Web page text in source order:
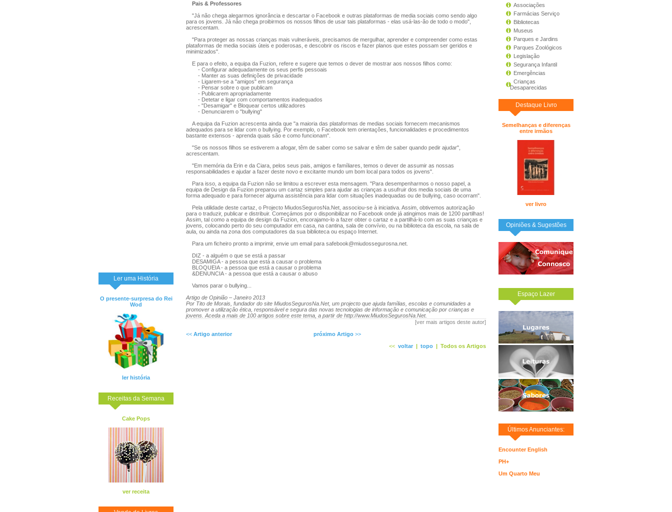
Ler uma História
O presente-surpresa do Rei
Wod
ler história
Receitas da Semana
Cake Pops
ver receita
Associações
Farmácias Serviço
Bibliotecas
Museus
Parques e Jardins
Parques Zoológicos
Legislação
Segurança Infantil
Emergências
Crianças
Desaparecidas
Destaque Livro
Semelhanças e diferenças
entre irmãos
ver livro
Opiniões & Sugestões
Espaço Lazer
Últimos Anunciantes:
Encounter English
PH+
Um Quarto Meu
Pais & Professores
"Já não chega alegarmos ignorância e descartar o Facebook e outras plataformas de media sociais como sendo algo
para os jovens. Já não chega proibirmos os nossos filhos de usar tais plataformas - elas usá-las-ão de todo o modo",
acrescentam.
"Para proteger as nossas crianças mais vulneráveis, precisamos de mergulhar, aprender e compreender como estas
plataformas de media sociais úteis e poderosas, e descobrir os riscos e fazer planos que estes possam ser geridos e
minimizados".
E para o efeito, a equipa da Fuzion, refere e sugere que temos o dever de mostrar aos nossos filhos como:
- Configurar adequadamente os seus perfis pessoais
- Manter as suas definições de privacidade
- Ligarem-se a "amigos" em segurança
- Pensar sobre o que publicam
- Publicarem apropriadamente
- Detetar e ligar com comportamentos inadequados
- "Desamigar" e Bloquear certos utilizadores
- Denunciarem o "bullying"
A equipa da Fuzion acrescenta ainda que "a maioria das plataformas de medias sociais fornecem mecanismos
adequados para se lidar com o bullying. Por exemplo, o Facebook tem orientações, funcionalidades e procedimentos
bastante extensos - aprenda quais são e como funcionam".
"Se os nossos filhos se estiverem a afogar, têm de saber como se salvar e têm de saber quando pedir ajudar",
acrescentam.
"Em memória da Erin e da Ciara, pelos seus pais, amigos e famíliares, temos o dever de assumir as nossas
responsabilidades e ajudar a fazer deste novo e excitante mundo um bom local para todos os jovens".
Para isso, a equipa da Fuzion não se limitou a escrever esta mensagem. "Para desempenharmos o nosso papel, a
equipa de Design da Fuzion preparou um cartaz simples para ajudar as crianças a usufruir dos media sociais de uma
forma adequado e para fornecer alguma assistência para lidar com situações inadequadas ou de bullying, caso ocorram".
Pela utilidade deste cartaz, o Projecto MiudosSegurosNa.Net, associou-se à iniciativa. Assim, obtivemos autorização
para o traduzir, publicar e distribuir. Começámos por o disponibilizar no Facebook onde já atingimos mais de 1200 partilhas!
Assim, tal como a equipa de design da Fuzion, encorajamo-lo a fazer obter o cartaz e a partilhá-lo com as suas crianças e
jovens, colocando perto do seu computador em casa, na cantina, sala de convívio, ou na biblioteca da escola, na sala de
aula, ou ainda na zona dos computadores da sua biblioteca ou espaço Internet.
Para um ficheiro pronto a imprimir, envie um email para safebook@miudossegurosna.net.
DIZ - a alguém o que se está a passar
DESAMIGA - a pessoa que está a causar o problema
BLOQUEIA - a pessoa que está a causar o problema
&DENUNCIA - a pessoa que está a causar o abuso
Vamos parar o bullying...
Artigo de Opinião – Janeiro 2013
Por Tito de Morais, fundador do site MiudosSegurosNa.Net, um projecto que ajuda famílias, escolas e comunidades a
promover a utilização ética, responsável e segura das novas tecnologias de informação e comunicação por crianças e
jovens. Aceda a mais de 100 artigos sobre este tema, a partir de http://www.MiudosSegurosNa.Net.
[ver mais artigos deste autor]
<< Artigo anterior próximo Artigo >>
<< voltar | topo | Todos os Artigos